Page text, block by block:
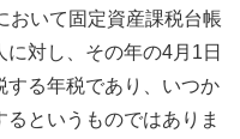
おいて固定資産課税台帳
対し、その年の4月1日
する年税であり、いつか
というものではありま